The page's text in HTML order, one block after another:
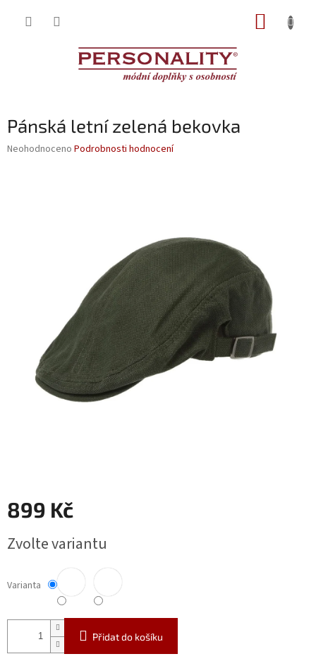
Pánská letní zelená bekovka
Průměrné
Neohodnoceno Podrobnosti hodnocení
899 Kč
cena:
Zvolte variantu
Varianta
Přidat do košíku